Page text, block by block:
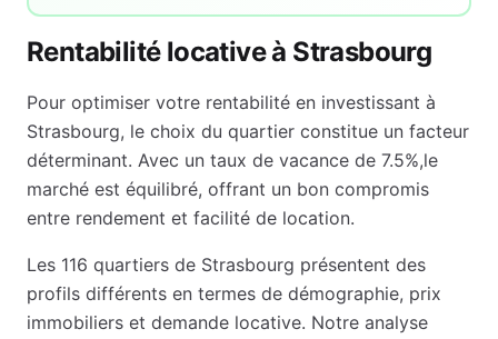
Rentabilité locative à Strasbourg
Pour optimiser votre rentabilité en investissant à
Strasbourg, le choix du quartier constitue un facteur
déterminant. Avec un taux de vacance de 7.5%,le
marché est équilibré, offrant un bon compromis
entre rendement et facilité de location.
Les 116 quartiers de Strasbourg présentent des
profils différents en termes de démographie, prix
immobiliers et demande locative. Notre analyse